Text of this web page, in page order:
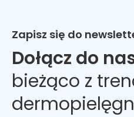
Zapisz się do
Dołącz do
bieżąco z